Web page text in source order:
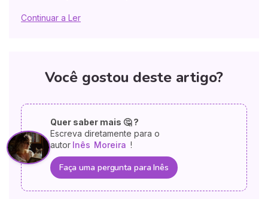
Continuar a Ler
Você gostou deste artigo?
Quer saber mais 🤔 ?
Escreva diretamente para o
autor Inês Moreira !
Faça uma pergunta para Inês